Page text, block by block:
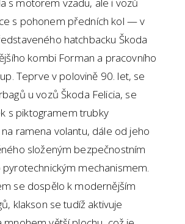
s pohonem předních kol — v
hatchbacku Škoda
kombi Forman a pracovního
Teprve v polovině 90. let, se
u vozů Škoda Felicia, se
s piktogramem trubky
ramena volantu, dále od jeho
složeným bezpečnostním
mechanismem.
se dospělo k modernějším
klakson se tudíž aktivuje